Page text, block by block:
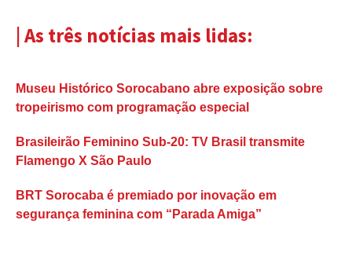
| As três notícias mais lidas:
Museu Histórico Sorocabano abre exposição sobre
tropeirismo com programação especial
Brasileirão Feminino Sub-20: TV Brasil transmite
Flamengo X São Paulo
BRT Sorocaba é premiado por inovação em
segurança feminina com “Parada Amiga”